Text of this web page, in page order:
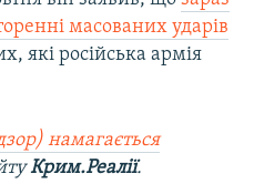
масованих ударів
які російська армія
намагається
Крим.Реалії.